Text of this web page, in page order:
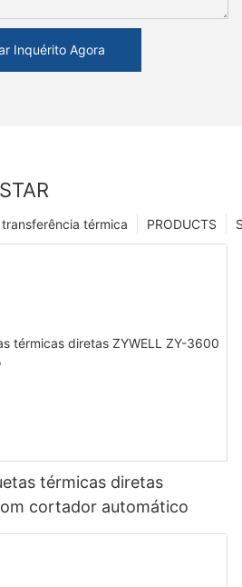
Inquérito Agora
PRODUCTS
térmica
térmicas diretas
cortador automático